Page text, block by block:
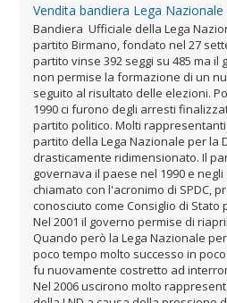
Vendita bandiera Lega
Bandiera Ufficiale della Lega
partito Birmano, fondato nel 27
partito vinse 392 seggi su 485 ma
non permise la formazione di un
seguito al risultato delle elezioni.
1990 ci furono degli arresti
partito politico. Molti
partito della Lega Nazionale per la
drasticamente ridimensionato. Il
governava il paese nel 1990 e
chiamato con l'acronimo di SPDC,
conosciuto come Consiglio di Stato
Nel 2001 il governo permise di
Quando però la Lega Nazionale
poco tempo molto successo in
fu nuovamente costretto ad
Nel 2006 uscirono molto